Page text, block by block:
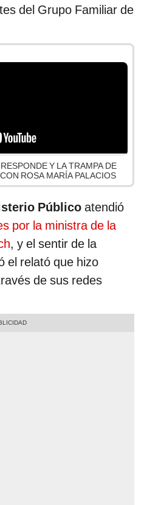
del Grupo Familiar de
Y LA TRAMPA DE
ROSA MARÍA PALACIOS
Público atendió
por la ministra de la
, y el sentir de la
el relató que hizo
de sus redes